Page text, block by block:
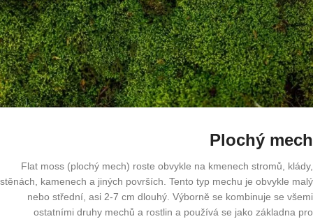
Plochý mech
Flat moss (plochý mech) roste obvykle na kmenech stromů, klády,
stěnách, kamenech a jiných površích. Tento typ mechu je obvykle malý
nebo střední, asi 2-7 cm dlouhý. Výborně se kombinuje se všemi
ostatními druhy mechů a rostlin a používá se jako základna pro